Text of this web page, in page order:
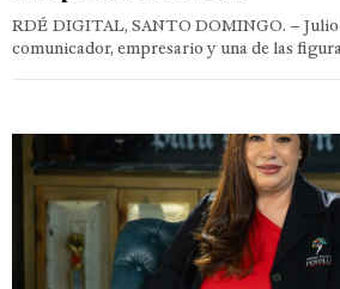
RDÉ DIGITAL, SANTO DOMINGO. – Julio
comunicador, empresario y una de las